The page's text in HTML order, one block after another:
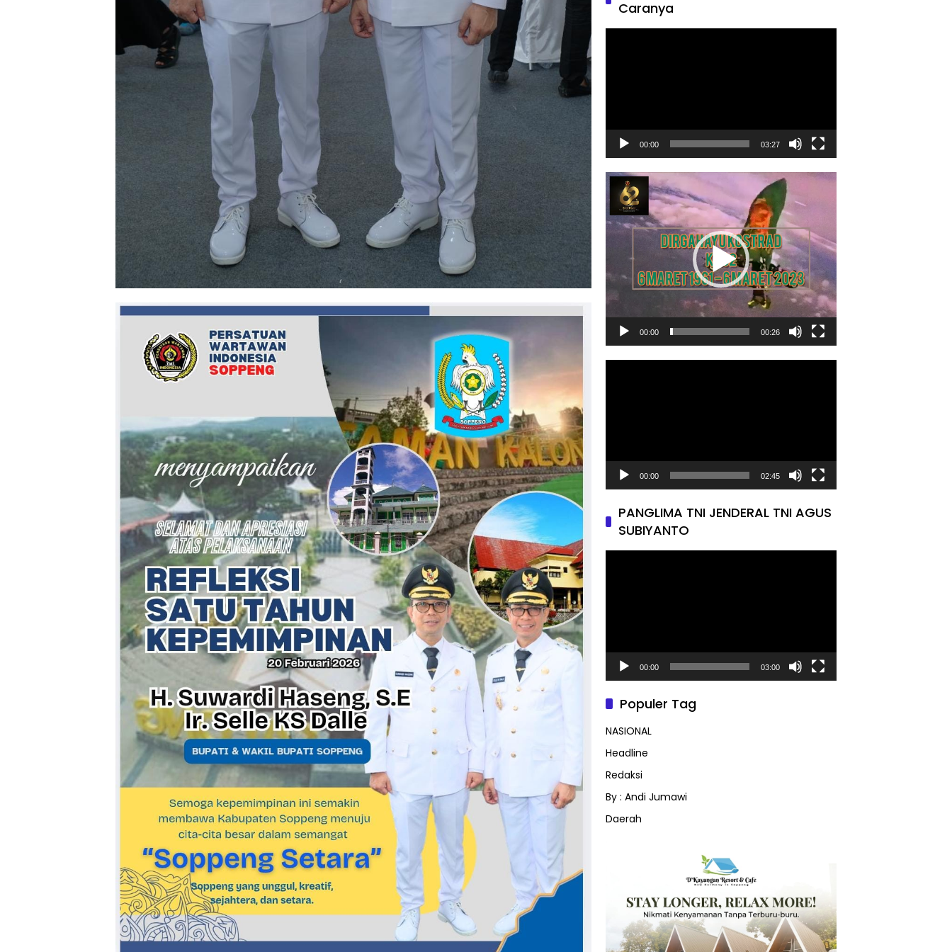
Caranya
00:00 03:27
Pemutar
Video
00:00 00:26
00:00 02:45
PANGLIMA TNI JENDERAL TNI AGUS
SUBIYANTO
00:00 03:00
Populer Tag
NASIONAL
Headline
Redaksi
By : Andi Jumawi
Daerah